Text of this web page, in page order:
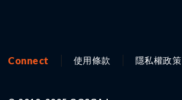
Connect 使用條款 隱私權政策